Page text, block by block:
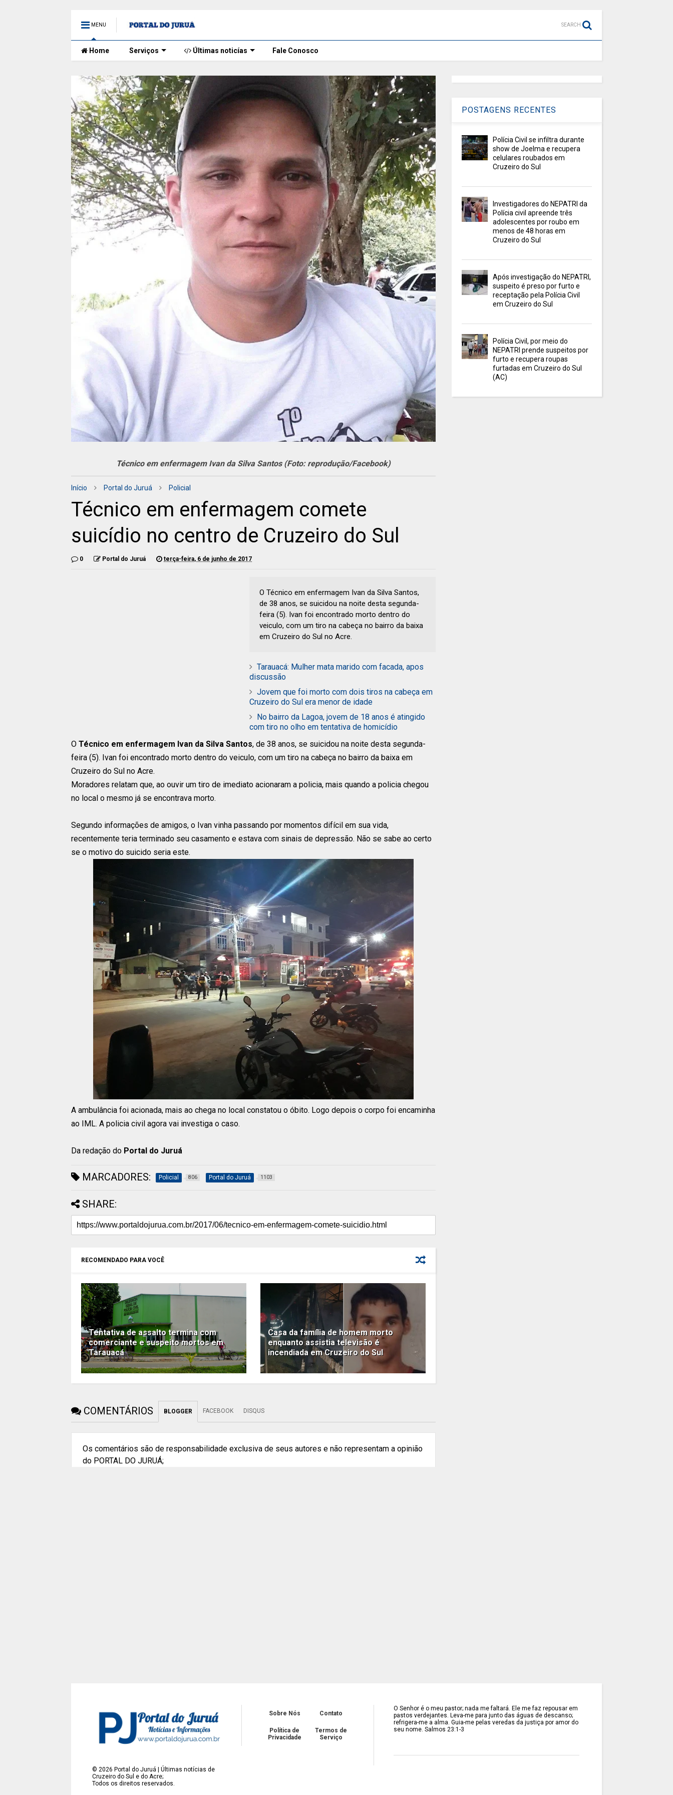
MENU SEARCH
Home Serviços Últimas noticías Fale Conosco
Técnico em enfermagem Ivan da Silva Santos (Foto: reprodução/Facebook)
Início Portal do Juruá Policial
Técnico em enfermagem comete
suicídio no centro de Cruzeiro do Sul
0 Portal do Juruá terça-feira, 6 de junho de 2017
O Técnico em enfermagem Ivan da Silva Santos,
de 38 anos, se suicidou na noite desta segunda-
feira (5). Ivan foi encontrado morto dentro do
veiculo, com um tiro na cabeça no bairro da baixa
em Cruzeiro do Sul no Acre.
Tarauacá: Mulher mata marido com facada, apos
discussão
Jovem que foi morto com dois tiros na cabeça em
Cruzeiro do Sul era menor de idade
No bairro da Lagoa, jovem de 18 anos é atingido
com tiro no olho em tentativa de homicídio
O Técnico em enfermagem Ivan da Silva Santos, de 38 anos, se suicidou na noite desta segunda-
feira (5). Ivan foi encontrado morto dentro do veiculo, com um tiro na cabeça no bairro da baixa em
Cruzeiro do Sul no Acre.
Moradores relatam que, ao ouvir um tiro de imediato acionaram a policia, mais quando a policia chegou
no local o mesmo já se encontrava morto.
Segundo informações de amigos, o Ivan vinha passando por momentos difícil em sua vida,
recentemente teria terminado seu casamento e estava com sinais de depressão. Não se sabe ao certo
se o motivo do suicido seria este.
A ambulância foi acionada, mais ao chega no local constatou o óbito. Logo depois o corpo foi encaminha
ao IML. A policia civil agora vai investiga o caso.
Da redação do Portal do Juruá
MARCADORES: Policial 806 Portal do Juruá 1103
SHARE:
RECOMENDADO PARA VOCÊ
Tentativa de assalto termina com
comerciante e suspeito mortos em
Tarauacá
Casa da família de homem morto
enquanto assistia televisão é
incendiada em Cruzeiro do Sul
COMENTÁRIOS BLOGGER FACEBOOK DISQUS
Os comentários são de responsabilidade exclusiva de seus autores e não representam a opinião
do PORTAL DO JURUÁ;
POSTAGENS RECENTES
Polícia Civil se infiltra durante
show de Joelma e recupera
celulares roubados em
Cruzeiro do Sul
Investigadores do NEPATRI da
Polícia civil apreende três
adolescentes por roubo em
menos de 48 horas em
Cruzeiro do Sul
Após investigação do NEPATRI,
suspeito é preso por furto e
receptação pela Polícia Civil
em Cruzeiro do Sul
Polícia Civil, por meio do
NEPATRI prende suspeitos por
furto e recupera roupas
furtadas em Cruzeiro do Sul
(AC)
© 2026 Portal do Juruá | Últimas notícias de
Cruzeiro do Sul e do Acre;
Todos os direitos reservados.
Sobre Nós Contato
Política de
Privacidade
Termos de
Serviço
O Senhor é o meu pastor; nada me faltará. Ele me faz repousar em
pastos verdejantes. Leva-me para junto das águas de descanso;
refrigera-me a alma. Guia-me pelas veredas da justiça por amor do
seu nome. Salmos 23:1-3